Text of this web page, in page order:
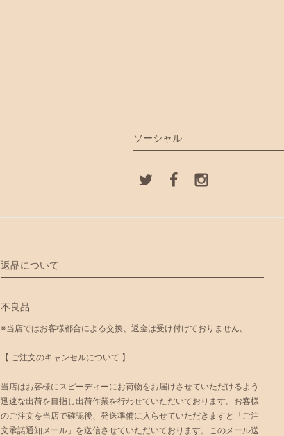
ソーシャル
返品について
不良品
※当店ではお客様都合による交換、返金は受け付けておりません。
【 ご注文のキャンセルについて 】
当店はお客様にスピーディーにお荷物をお届けさせていただけるよう
迅速な出荷を目指し出荷作業を行わせていただいております。お客様
のご注文を当店で確認後、発送準備に入らせていただきますと「ご注
文承諾通知メール」を送信させていただいております。このメール送